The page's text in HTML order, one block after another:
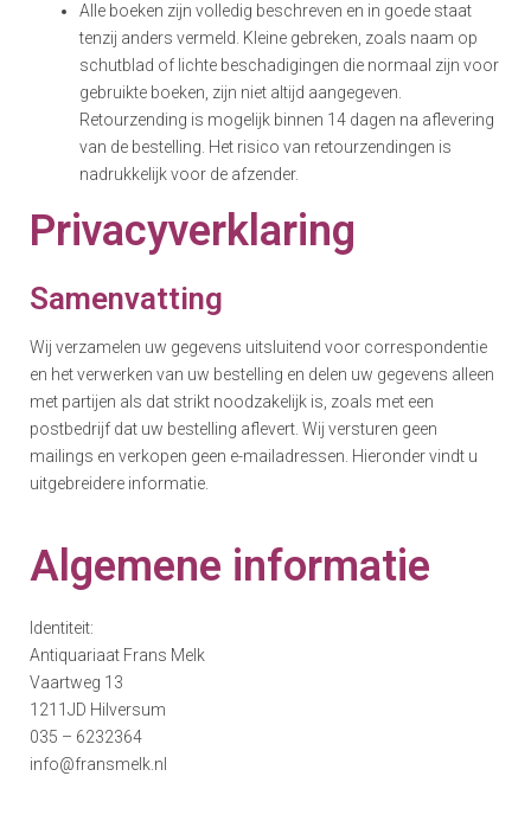
Alle boeken zijn volledig beschreven en in goede staat
tenzij anders vermeld. Kleine gebreken, zoals naam op
schutblad of lichte beschadigingen die normaal zijn voor
gebruikte boeken, zijn niet altijd aangegeven.
Retourzending is mogelijk binnen 14 dagen na aflevering
van de bestelling. Het risico van retourzendingen is
nadrukkelijk voor de afzender.
Privacyverklaring
Samenvatting
Wij verzamelen uw gegevens uitsluitend voor correspondentie
en het verwerken van uw bestelling en delen uw gegevens alleen
met partijen als dat strikt noodzakelijk is, zoals met een
postbedrijf dat uw bestelling aflevert. Wij versturen geen
mailings en verkopen geen e-mailadressen. Hieronder vindt u
uitgebreidere informatie.
Algemene informatie
Identiteit:
Antiquariaat Frans Melk
Vaartweg 13
1211JD Hilversum
035 – 6232364
info@fransmelk.nl